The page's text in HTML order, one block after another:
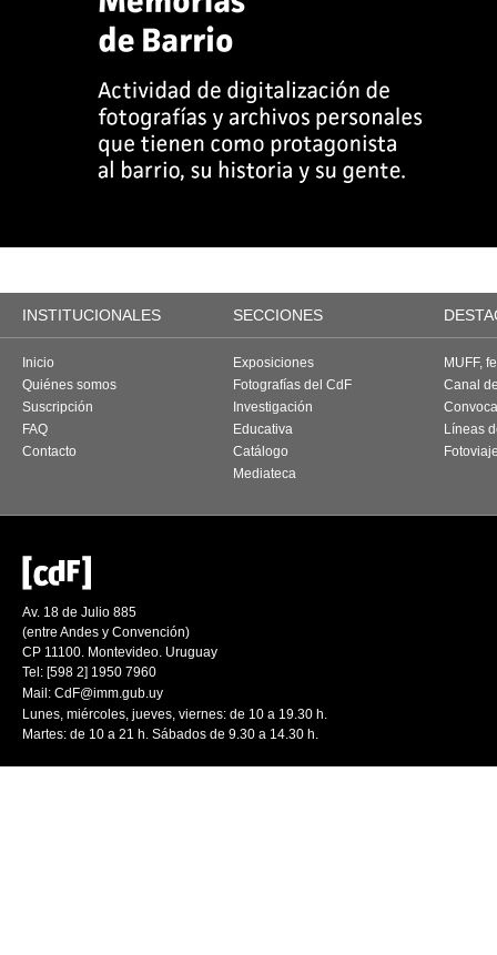
INSTITUCIONALES SECCIONES
Inicio
Quiénes somos
Suscripción
FAQ
Contacto
Exposiciones
Fotografías del CdF
Investigación
Educativa
Catálogo
Mediateca
MUFF,
Canal
Líneas
Av. 18 de Julio 885
(entre Andes y Convención)
CP 11100. Montevideo. Uruguay
Tel: [598 2] 1950 7960
Mail: CdF@imm.gub.uy
Lunes, miércoles, jueves, viernes: de 10 a 19.30 h.
Martes: de 10 a 21 h. Sábados de 9.30 a 14.30 h.